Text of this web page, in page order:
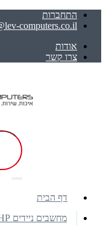
התחברות
computers.co.il
אודות
צרו קשר
דף הבית
מחשבים ניידים ASUS HP